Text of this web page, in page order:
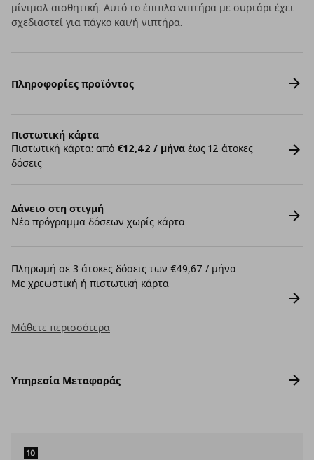
μίνιμαλ αισθητική. Αυτό το έπιπλο νιπτήρα με συρτάρι έχει
σχεδιαστεί για πάγκο και/ή νιπτήρα.
Πληροφορίες προϊόντος
Πιστωτική κάρτα
Πιστωτική κάρτα: από €12,42 / μήνα έως 12 άτοκες
δόσεις
Δάνειο στη στιγμή
Νέο πρόγραμμα δόσεων χωρίς κάρτα
Πληρωμή σε 3 άτοκες δόσεις των €49,67 / μήνα
Με χρεωστική ή πιστωτική κάρτα
Μάθετε περισσότερα
Υπηρεσία Μεταφοράς